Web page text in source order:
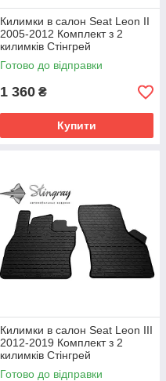
Килимки в салон Seat Leon II
2005-2012 Комплект з 2
килимків Стінгрей
Готово до відправки
1 360 ₴
Купити
Килимки в салон Seat Leon III
2012-2019 Комплект з 2
килимків Стінгрей
Готово до відправки